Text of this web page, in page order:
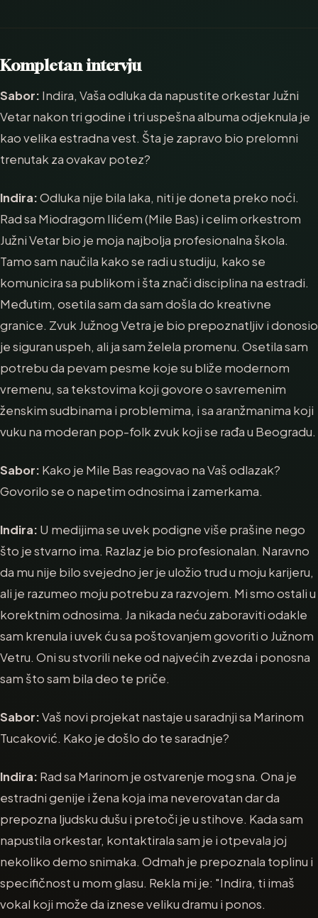
Kompletan intervju
Sabor: Indira, Vaša odluka da napustite orkestar Južni
Vetar nakon tri godine i tri uspešna albuma odjeknula je
kao velika estradna vest. Šta je zapravo bio prelomni
trenutak za ovakav potez?
Indira:Odluka nije bila laka, niti je doneta preko noći.
Rad sa Miodragom Ilićem (Mile Bas) i celim orkestrom
Južni Vetar bio je moja najbolja profesionalna škola.
Tamo sam naučila kako se radi u studiju, kako se
komunicira sa publikom i šta znači disciplina na estradi.
Međutim, osetila sam da sam došla do kreativne
granice. Zvuk Južnog Vetra je bio prepoznatljiv i donosio
je siguran uspeh, ali ja sam želela promenu. Osetila sam
potrebu da pevam pesme koje su bliže modernom
vremenu, sa tekstovima koji govore o savremenim
ženskim sudbinama i problemima, i sa aranžmanima koji
vuku na moderan pop-folk zvuk koji se rađa u Beogradu.
Sabor: Kako je Mile Bas reagovao na Vaš odlazak?
Govorilo se o napetim odnosima i zamerkama.
Indira: U medijima se uvek podigne više prašine nego
što je stvarno ima. Razlaz je bio profesionalan. Naravno
da mu nije bilo svejedno jer je uložio trud u moju karijeru,
ali je razumeo moju potrebu za razvojem. Mi smo ostali u
korektnim odnosima. Ja nikada neću zaboraviti odakle
sam krenula i uvek ću sa poštovanjem govoriti o Južnom
Vetru. Oni su stvorili neke od najvećih zvezda i ponosna
sam što sam bila deo te priče.
Sabor:Vaš novi projekat nastaje u saradnji sa Marinom
Tucaković. Kako je došlo do te saradnje?
Indira: Rad sa Marinom je ostvarenje mog sna. Ona je
estradni genije i žena koja ima neverovatan dar da
prepozna ljudsku dušu i pretoči je u stihove. Kada sam
napustila orkestar, kontaktirala sam je i otpevala joj
nekoliko demo snimaka. Odmah je prepoznala toplinu i
specifičnost u mom glasu. Rekla mi je: "Indira, ti imaš
vokal koji može da iznese veliku dramu i ponos.